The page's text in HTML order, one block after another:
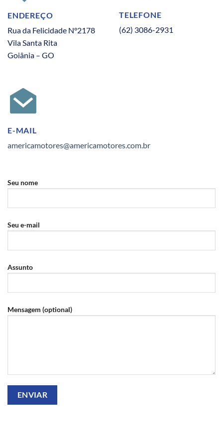
ENDEREÇO
Rua da Felicidade N°2178
Vila Santa Rita
Goiânia – GO
TELEFONE
(62) 3086-2931
E-MAIL
americamotores@americamotores.com.br
Seu nome
Seu e-mail
Assunto
Mensagem (optional)